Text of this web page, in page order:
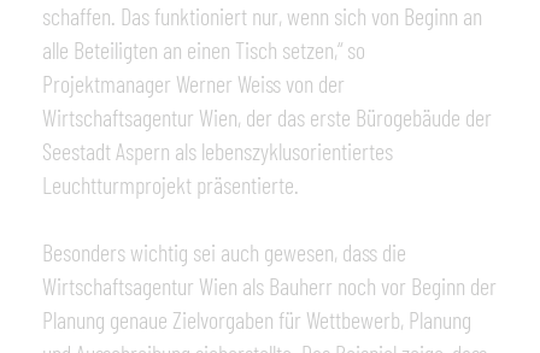
schaffen. Das funktioniert nur, wenn sich von Beginn an
alle Beteiligten an einen Tisch setzen,“ so
Projektmanager Werner Weiss von der
Wirtschaftsagentur Wien, der das erste Bürogebäude der
Seestadt Aspern als lebenszyklusorientiertes
Leuchtturmprojekt präsentierte.
Besonders wichtig sei auch gewesen, dass die
Wirtschaftsagentur Wien als Bauherr noch vor Beginn der
Planung genaue Zielvorgaben für Wettbewerb, Planung